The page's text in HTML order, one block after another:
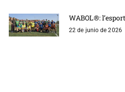
WABOL®:
22 de junio de 2026